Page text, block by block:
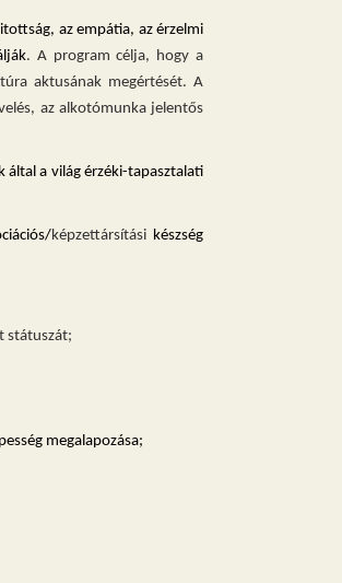
az empátia, az érzelmi
. A program célja, hogy a
aktusának megértését. A
az alkotómunka jelentős
a világ érzéki-tapasztalati
/képzettársításikészség
státuszát;
megalapozása;